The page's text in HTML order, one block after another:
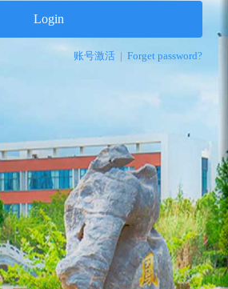
Login
账号激活 | Forget password?